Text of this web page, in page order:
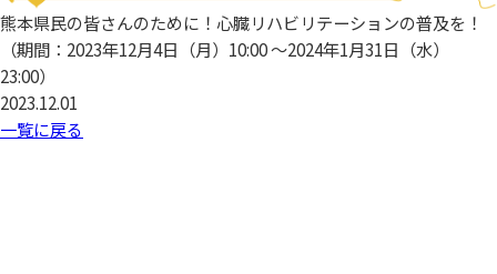
熊本県民の皆さんのために！心臓リハビリテーションの普及を！
（期間：2023年12月4日（月）10:00 〜2024年1月31日（水）
23:00）
2023.12.01
一覧に戻る
事業報告
熊本大学各学部等同窓会との
連携
寄附の種類
寄附者様の想い
感謝の声